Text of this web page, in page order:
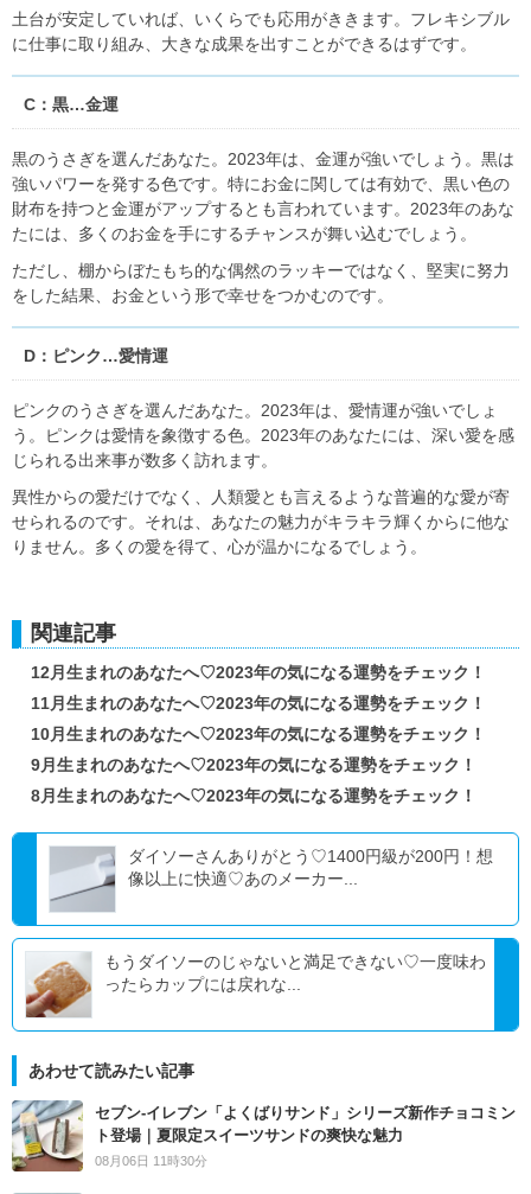
土台が安定していれば、いくらでも応用がききます。フレキシブル
に仕事に取り組み、大きな成果を出すことができるはずです。
C：黒…金運
黒のうさぎを選んだあなた。2023年は、金運が強いでしょう。黒は
強いパワーを発する色です。特にお金に関しては有効で、黒い色の
財布を持つと金運がアップするとも言われています。2023年のあな
たには、多くのお金を手にするチャンスが舞い込むでしょう。
ただし、棚からぼたもち的な偶然のラッキーではなく、堅実に努力
をした結果、お金という形で幸せをつかむのです。
D：ピンク…愛情運
ピンクのうさぎを選んだあなた。2023年は、愛情運が強いでしょ
う。ピンクは愛情を象徴する色。2023年のあなたには、深い愛を感
じられる出来事が数多く訪れます。
異性からの愛だけでなく、人類愛とも言えるような普遍的な愛が寄
せられるのです。それは、あなたの魅力がキラキラ輝くからに他な
りません。多くの愛を得て、心が温かになるでしょう。
関連記事
12月生まれのあなたへ♡2023年の気になる運勢をチェック！
11月生まれのあなたへ♡2023年の気になる運勢をチェック！
10月生まれのあなたへ♡2023年の気になる運勢をチェック！
9月生まれのあなたへ♡2023年の気になる運勢をチェック！
8月生まれのあなたへ♡2023年の気になる運勢をチェック！
ダイソーさんありがとう♡1400円級が200円！想
像以上に快適♡あのメーカー...
もうダイソーのじゃないと満足できない♡一度味わ
ったらカップには戻れな...
あわせて読みたい記事
セブン‐イレブン「よくばりサンド」シリーズ新作チョコミン
ト登場｜夏限定スイーツサンドの爽快な魅力
08月06日 11時30分